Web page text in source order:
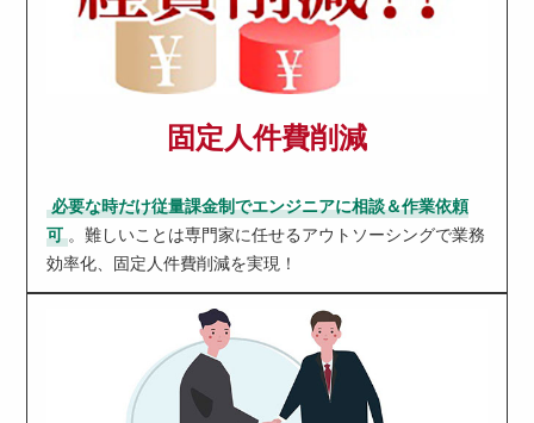
固定人件費削減
必要な時だけ従量課金制でエンジニアに相談＆作業依頼
可 。難しいことは専門家に任せるアウトソーシングで業務
効率化、固定人件費削減を実現！